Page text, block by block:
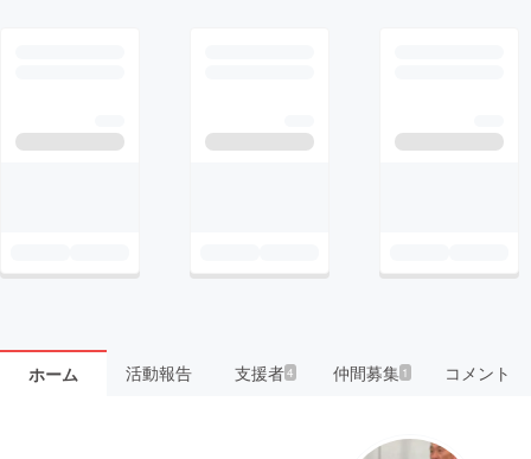
ホーム 活動報告 支援者4 仲間募集 1 コメント